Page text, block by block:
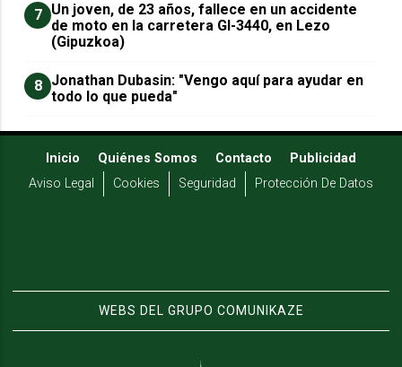
7 Un joven, de 23 años, fallece en un accidente
de moto en la carretera GI-3440, en Lezo
(Gipuzkoa)
8 Jonathan Dubasin: "Vengo aquí para ayudar en
todo lo que pueda"
Inicio Quiénes Somos Contacto
Publicidad
Aviso Legal
Cookies Seguridad Protección De Datos
WEBS DEL GRUPO COMUNIKAZE